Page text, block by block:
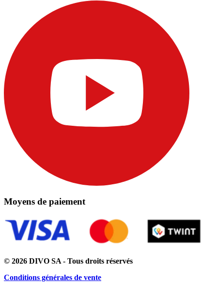
Moyens de paiement
© 2026 DIVO SA - Tous droits réservés
Conditions générales de vente